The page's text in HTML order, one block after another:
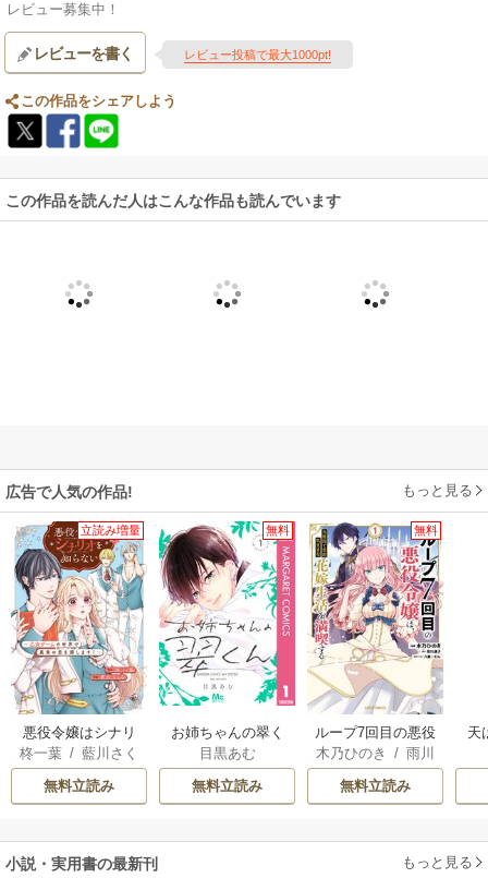
レビュー募集中！
レビューを書く レビュー投稿で最大1000pt!
この作品をシェアしよう
この作品を読んだ人はこんな作品も読んでいます
広告で人気の作品! もっと見る
立読み増量
悪役令嬢はシナリ
オを知らない ～乙
女ゲームの世界で
真実の恋を探しま
柊一葉 /藍川さく
ら
無料立読み
無料
お姉ちゃんの翠く
ん
目黒あむ
無料立読み
無料
ループ7回目の悪役
令嬢は、元敵国で
自由気ままな花嫁
生活を満喫する
木乃ひのき /雨川
透子/八美☆わん
無料立読み
天
小説・実用書の最新刊 もっと見る